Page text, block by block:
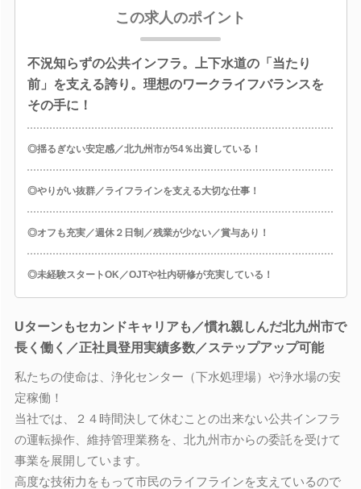
この求人のポイント
不況知らずの公共インフラ。上下水道の「当たり
前」を支える誇り。理想のワークライフバランスを
その手に！
◎揺るぎない安定感／北九州市が54％出資している！
◎やりがい抜群／ライフラインを支える大切な仕事！
◎オフも充実／週休２日制／残業が少ない／賞与あり！
◎未経験スタートOK／OJTや社内研修が充実している！
Uターンもセカンドキャリアも／慣れ親しんだ北九州市で
長く働く／正社員登用実績多数／ステップアップ可能
私たちの使命は、浄化センター（下水処理場）や浄水場の安
定稼働！
当社では、２４時間決して休むことの出来ない公共インフラ
の運転操作、維持管理業務を、北九州市からの委託を受けて
事業を展開しています。
高度な技術力をもって市民のライフラインを支えているので